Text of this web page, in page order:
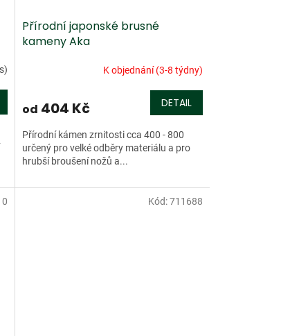
Přírodní japonské brusné
kameny Aka
K objednání (3-8 týdny)
od 404 Kč DETAIL
Přírodní kámen zrnitosti cca 400 - 800
určený pro velké odběry materiálu a pro
hrubší broušení nožů a...
Kód:711688